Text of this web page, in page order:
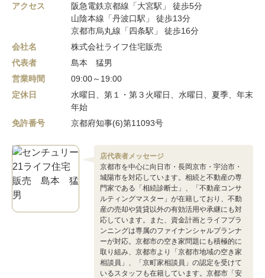
アクセス
阪急電鉄京都線「大宮駅」 徒歩5分
山陰本線「丹波口駅」 徒歩13分
京都市烏丸線「四条駅」 徒歩16分
会社名
株式会社ライフ住宅販売
代表者
島本 猛男
営業時間
09:00～19:00
定休日
水曜日、第１・第３火曜日、水曜日、夏季、年末
年始
免許番号
京都府知事(6)第11093号
店代表者メッセージ
京都市を中心に向日市・長岡京市・宇治市・
城陽市を対応しています。相続と不動産の専
門家である「相続診断士」、「不動産コンサ
ルティングマスター」が在籍しており、不動
産の売却や賃貸以外の有効活用や承継にも対
応しています。また、資金計画とライフプラ
ンニングは専属のファイナンシャルプランナ
ーが対応。京都市の空き家問題にも積極的に
取り組み、京都市より「京都市地域の空き家
相談員」、「京町家相談員」の認定を受けて
いるスタッフも在籍しています。京都市「安